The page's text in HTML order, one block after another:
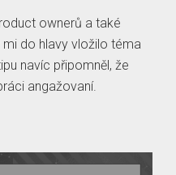
ownerů a také
mi do hlavy vložilo téma
navíc připomněl, že
angažovaní.